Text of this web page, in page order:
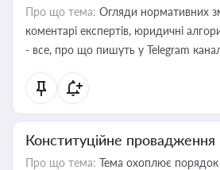
Про що тема: Огляди нормативних
коментарі експертів, юридичні
- все, про що пишуть у Telegram
Конституційне провадження
Про що тема: Тема охоплює порядок